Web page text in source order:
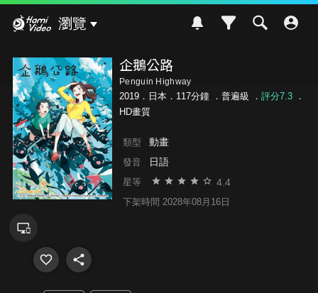
瀏覽
企鵝公路
Penguin Highway
2019．日本．117分鐘 ． 普遍級 ． 評分7.3．
HD畫質
類型 動畫
發音 日語
星等 4.4
下架時間 2028年08月16日